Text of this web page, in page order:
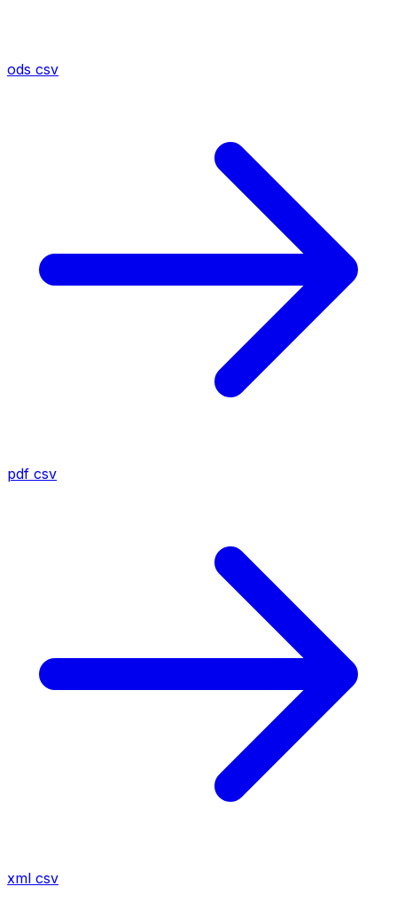
ods csv
pdf csv
xml csv